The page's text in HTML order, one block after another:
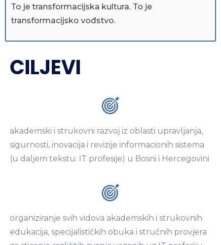
To je transformacijska kultura. To je
transformacijsko vođstvo.
CILJEVI
akademski i strukovni razvoj iz oblasti upravljanja,
sigurnosti, inovacija i revizije informacionih sistema
(u daljem tekstu: IT profesije) u Bosni i Hercegovini
organiziranje svih vidova akademskih i strukovnih
edukacija, specijalističkih obuka i stručnih provjera